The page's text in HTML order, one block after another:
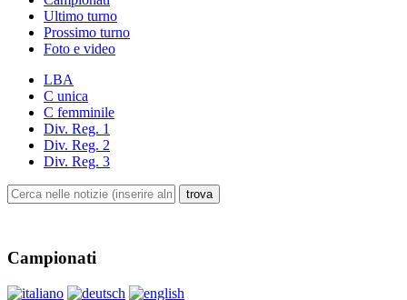
Ultimo turno
Prossimo turno
Foto e video
LBA
C unica
C femminile
Div. Reg. 1
Div. Reg. 2
Div. Reg. 3
Campionati